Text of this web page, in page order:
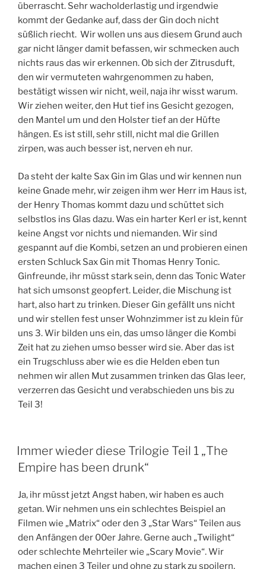
überrascht. Sehr wacholderlastig und irgendwie
kommt der Gedanke auf, dass der Gin doch nicht
süßlich riecht. Wir wollen uns aus diesem Grund auch
gar nicht länger damit befassen, wir schmecken auch
nichts raus das wir erkennen. Ob sich der Zitrusduft,
den wir vermuteten wahrgenommen zu haben,
bestätigt wissen wir nicht, weil, naja ihr wisst warum.
Wir ziehen weiter, den Hut tief ins Gesicht gezogen,
den Mantel um und den Holster tief an der Hüfte
hängen. Es ist still, sehr still, nicht mal die Grillen
zirpen, was auch besser ist, nerven eh nur.
Da steht der kalte Sax Gin im Glas und wir kennen nun
keine Gnade mehr, wir zeigen ihm wer Herr im Haus ist,
der Henry Thomas kommt dazu und schüttet sich
selbstlos ins Glas dazu. Was ein harter Kerl er ist, kennt
keine Angst vor nichts und niemanden. Wir sind
gespannt auf die Kombi, setzen an und probieren einen
ersten Schluck Sax Gin mit Thomas Henry Tonic.
Ginfreunde, ihr müsst stark sein, denn das Tonic Water
hat sich umsonst geopfert. Leider, die Mischung ist
hart, also hart zu trinken. Dieser Gin gefällt uns nicht
und wir stellen fest unser Wohnzimmer ist zu klein für
uns 3. Wir bilden uns ein, das umso länger die Kombi
Zeit hat zu ziehen umso besser wird sie. Aber das ist
ein Trugschluss aber wie es die Helden eben tun
nehmen wir allen Mut zusammen trinken das Glas leer,
verzerren das Gesicht und verabschieden uns bis zu
Teil 3!
Immer wieder diese Trilogie Teil 1 „The
Empire has been drunk“
Ja, ihr müsst jetzt Angst haben, wir haben es auch
getan. Wir nehmen uns ein schlechtes Beispiel an
Filmen wie „Matrix“ oder den 3 „Star Wars“ Teilen aus
den Anfängen der 00er Jahre. Gerne auch „Twilight“
oder schlechte Mehrteiler wie „Scary Movie“. Wir
machen einen 3 Teiler und ohne zu stark zu spoilern,